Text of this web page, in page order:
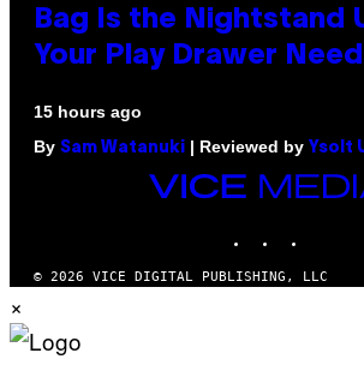
Bag Is the Nightstand
Your Play Drawer
15 hours ago
By Sam Watanuki | Reviewed by Ysolt
VICE
© 2026 VICE DIGITAL PUBLISHING, LLC
×